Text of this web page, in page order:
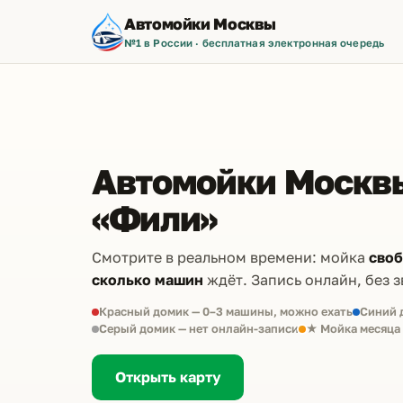
Автомойки Москвы
№1 в России · бесплатная электронная очередь
Автомойки
«Фили»
Смотрите в реальном времени: мойка
сколько машин ждёт. Запись онлайн, без
Красный домик — 0–3 машины, можно ехать Синий
Серый домик — нет онлайн-записи
★ Мойка месяца
Открыть карту